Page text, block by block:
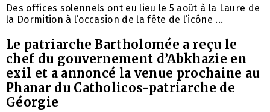
Des offices solennels ont eu lieu le 5 août à la Laure de
la Dormition à l’occasion de la fête de l’icône ...
Le patriarche Bartholomée a reçu le
chef du gouvernement d’Abkhazie en
exil et a annoncé la venue prochaine au
Phanar du Catholicos-patriarche de
Géorgie